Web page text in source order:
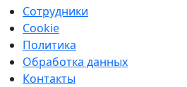
Сотрудники
Cookie
Политика
Обработка данных
Контакты